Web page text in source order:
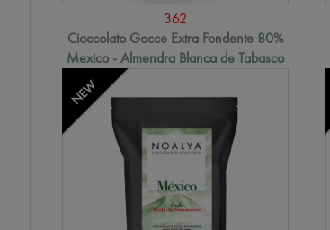
362
Cioccolato Gocce Extra Fondente 80%
Mexico - Almendra Blanca de Tabasco
NEW